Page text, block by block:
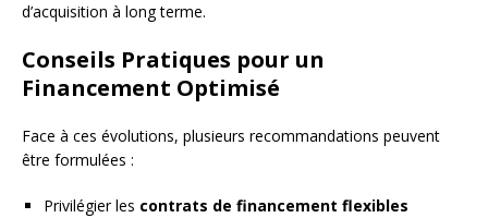
d’acquisition à long terme.
Conseils Pratiques pour un
Financement Optimisé
Face à ces évolutions, plusieurs recommandations peuvent
être formulées :
Privilégier les contrats de financement flexibles